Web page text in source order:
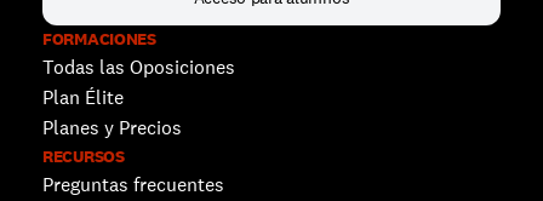
FORMACIONES
Todas las Oposiciones
Plan Élite
Planes y Precios
RECURSOS
Preguntas frecuentes